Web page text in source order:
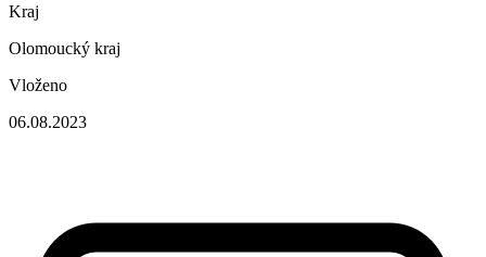
Kraj
Olomoucký kraj
Vloženo
06.08.2023